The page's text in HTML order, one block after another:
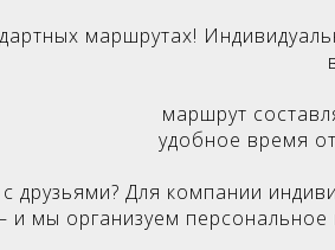
маршрутах!
маршрут
удобное время
друзьями? Для компании
и мы организуем